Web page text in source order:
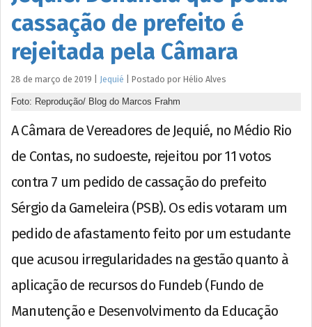
cassação de prefeito é
rejeitada pela Câmara
28 de março de 2019 Jequié Postado por Hélio Alves
Foto: Reprodução/ Blog do Marcos Frahm
A Câmara de Vereadores de Jequié, no Médio Rio
de Contas, no sudoeste, rejeitou por 11 votos
contra 7 um pedido de cassação do prefeito
Sérgio da Gameleira (PSB). Os edis votaram um
pedido de afastamento feito por um estudante
que acusou irregularidades na gestão quanto à
aplicação de recursos do Fundeb (Fundo de
Manutenção e Desenvolvimento da Educação